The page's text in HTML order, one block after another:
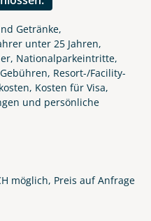
Getränke,
unter 25 Jahren,
Nationalparkeintritte,
Resort-/Facility-
Kosten für Visa,
und persönliche
möglich, Preis auf Anfrage